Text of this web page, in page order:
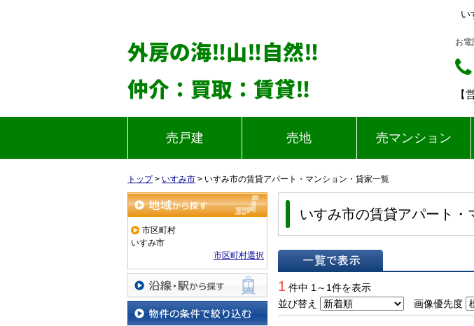
い
外房の海‼山‼自然‼
仲介：買取：賃貸‼
お
【
売戸建 売地 売マンション
トップ> いすみ市 > いすみ市の賃貸アパート・マンション・貸家一覧
地域から探す
市区町村
いすみ市
市区町村選択
沿線・駅から探す
いすみ市の賃貸アパート・
1 件中 1～1件を表示
並び替え
画像優先度